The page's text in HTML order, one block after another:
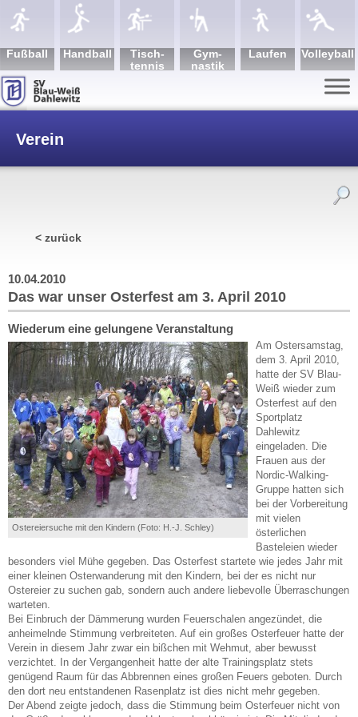
Fuß­ball Hand­ball
Tisch­
tennis
Gym­
nastik
Lau­fen Volley­ball
Verein
Das war unser Osterfest am 3. April 2010
< zurück
10.04.2010
Das war unser Osterfest am 3. April 2010
Wiederum eine gelungene Veranstaltung
Ostereiersuche mit den Kindern (Foto: H.-J. Schley)
Am Ostersamstag,
dem 3. April 2010,
hatte der SV Blau-
Weiß wieder zum
Osterfest auf den
Sportplatz
Dahlewitz
eingeladen. Die
Frauen aus der
Nordic-Walking-
Gruppe hatten sich
bei der Vorbereitung
mit vielen
österlichen
Basteleien wieder
besonders viel Mühe gegeben. Das Osterfest startete wie jedes Jahr mit
einer kleinen Osterwanderung mit den Kindern, bei der es nicht nur
Ostereier zu suchen gab, sondern auch andere liebevolle Überraschungen
warteten.
Bei Einbruch der Dämmerung wurden Feuerschalen angezündet, die
anheimelnde Stimmung verbreiteten. Auf ein großes Osterfeuer hatte der
Verein in diesem Jahr zwar ein bißchen mit Wehmut, aber bewusst
verzichtet. In der Vergangenheit hatte der alte Trainingsplatz stets
genügend Raum für das Abbrennen eines großen Feuers geboten. Durch
den dort neu entstandenen Rasenplatz ist dies nicht mehr gegeben.
Der Abend zeigte jedoch, dass die Stimmung beim Osterfeuer nicht von